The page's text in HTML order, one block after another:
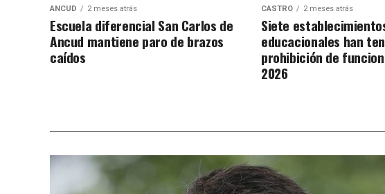
ANCUD 2 meses atrás
Escuela diferencial San Carlos de
Ancud mantiene paro de brazos
caídos
CASTRO 2 meses atrás
Siete
educacionales han
prohibición de
2026